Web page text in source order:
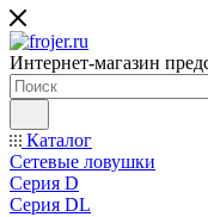
Интернет-магазин
Каталог
Сетевые ловушки
Серия D
Серия DL